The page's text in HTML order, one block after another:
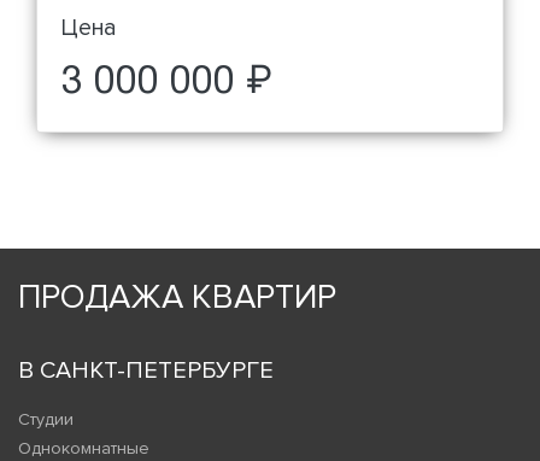
Цена
3 000 000 ₽
ПРОДАЖА КВАРТИР
В САНКТ-ПЕТЕРБУРГЕ
Студии
Однокомнатные